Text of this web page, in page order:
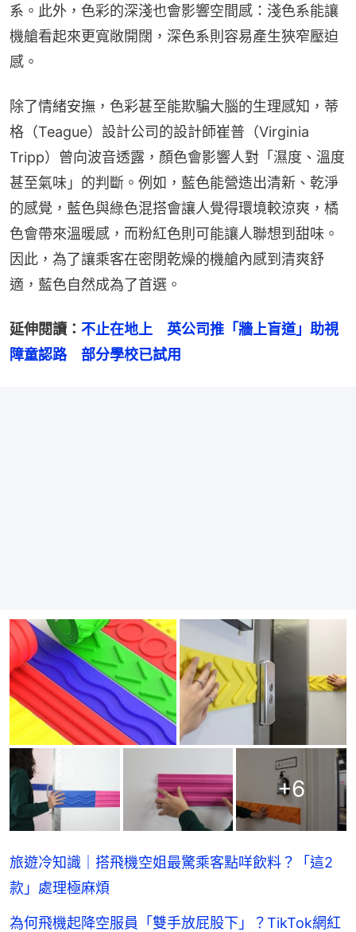
系。此外，色彩的深淺也會影響空間感：淺色系能讓
機艙看起來更寬敞開闊，深色系則容易產生狹窄壓迫
感。
除了情緒安撫，色彩甚至能欺騙大腦的生理感知，蒂
格（Teague）設計公司的設計師崔普（Virginia
Tripp）曾向波音透露，顏色會影響人對「濕度、溫度
甚至氣味」的判斷。例如，藍色能營造出清新、乾淨
的感覺，藍色與綠色混搭會讓人覺得環境較涼爽，橘
色會帶來溫暖感，而粉紅色則可能讓人聯想到甜味。
因此，為了讓乘客在密閉乾燥的機艙內感到清爽舒
適，藍色自然成為了首選。
延伸閱讀： 不止在地上　英公司推「牆上盲道」助視
障童認路　部分學校已試用
+6
旅遊冷知識｜搭飛機空姐最驚乘客點咩飲料？「這2
款」處理極麻煩
為何飛機起降空服員「雙手放屁股下」？TikTok網紅